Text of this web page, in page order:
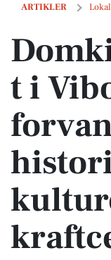
ARTIKLER
t i